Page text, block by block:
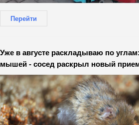
Перейти
Уже в августе раскладываю по
мышей - сосед раскрыл новый